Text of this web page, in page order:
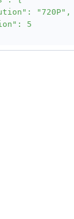
"720P",
5